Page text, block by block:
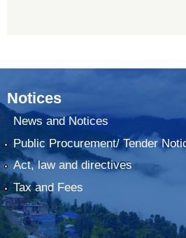
Notices
News and Notices
Public Procurement/ Tender
Act, law and directives
Tax and Fees